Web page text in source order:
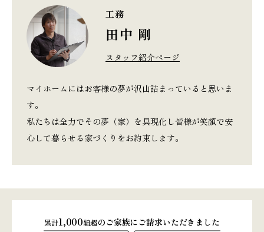
工務
田中 剛
スタッフ紹介ページ
マイホームにはお客様の夢が沢山詰まっていると思いま
す。
私たちは全力でその夢（家）を具現化し皆様が笑顔で安
心して暮らせる家づくりをお約束します。
累計1,000組超のご家族にご請求いただきました